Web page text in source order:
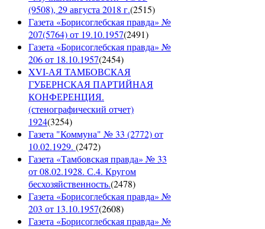
(9508), 29 августа 2018 г.(2515)
Газета «Борисоглебская правда» №
207(5764) от 19.10.1957(2491)
Газета «Борисоглебская правда» №
206 от 18.10.1957(2454)
XVI-АЯ ТАМБОВСКАЯ
ГУБЕРНСКАЯ ПАРТИЙНАЯ
КОНФЕРЕНЦИЯ.
(стенографический отчет)
1924(3254)
Газета "Коммуна" № 33 (2772) от
10.02.1929. (2472)
Газета «Тамбовская правда» № 33
от 08.02.1928. С.4. Кругом
бесхозяйственность.(2478)
Газета «Борисоглебская правда» №
203 от 13.10.1957(2608)
Газета «Борисоглебская правда» №